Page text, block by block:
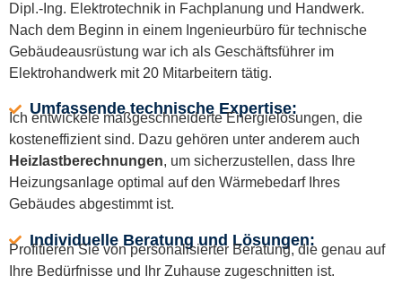
Dipl.-Ing. Elektrotechnik in Fachplanung und Handwerk.
Nach dem Beginn in einem Ingenieurbüro für technische
Gebäudeausrüstung war ich als Geschäftsführer im
Elektrohandwerk mit 20 Mitarbeitern tätig.
Umfassende technische Expertise:
Ich entwickele maßgeschneiderte Energielösungen, die
kosteneffizient sind. Dazu gehören unter anderem auch
Heizlastberechnungen, um sicherzustellen, dass Ihre
Heizungsanlage optimal auf den Wärmebedarf Ihres
Gebäudes abgestimmt ist.
Individuelle Beratung und Lösungen:
Profitieren Sie von personalisierter Beratung, die genau auf
Ihre Bedürfnisse und Ihr Zuhause zugeschnitten ist.